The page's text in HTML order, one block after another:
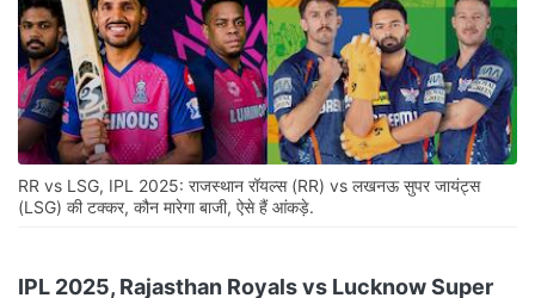
RR vs LSG, IPL 2025: राजस्थान रॉयल्स (RR) vs लखनऊ सुपर जायंट्स
(LSG) की टक्कर, कौन मारेगा बाजी, ऐसे हैं आंकड़े.
IPL 2025, Rajasthan Royals vs Lucknow Super